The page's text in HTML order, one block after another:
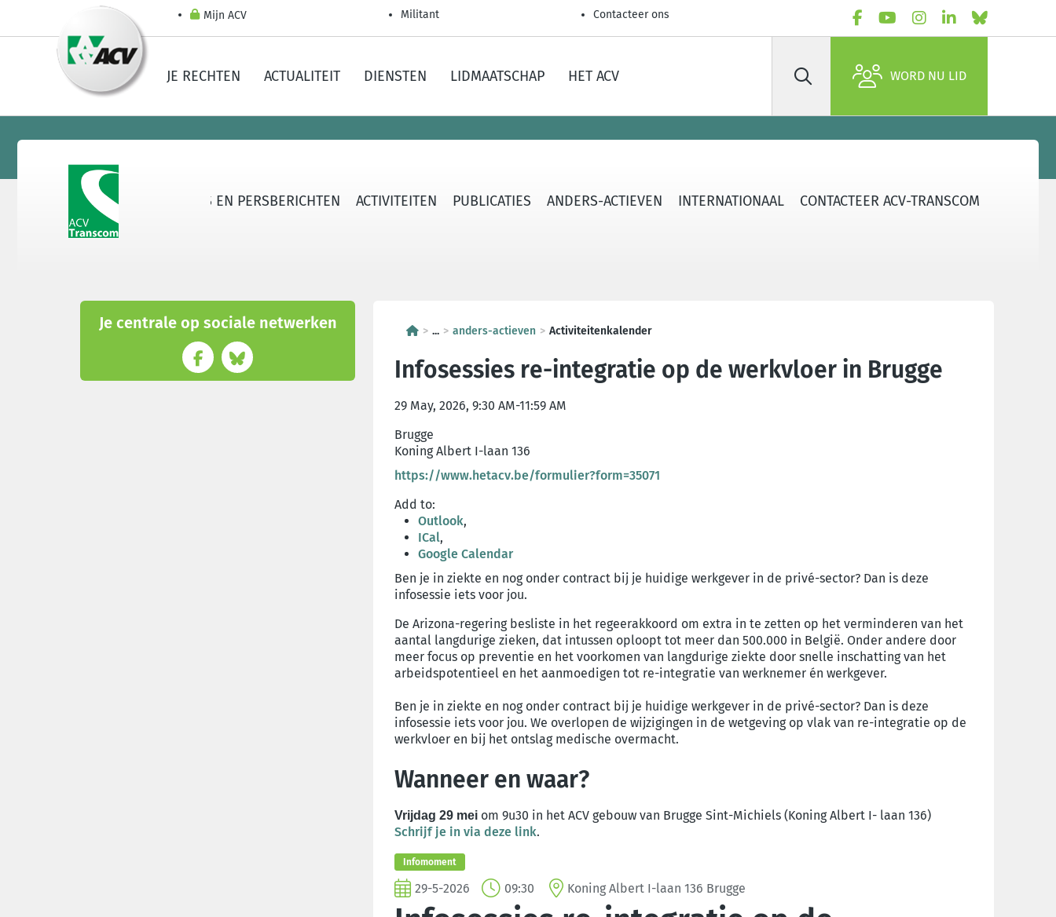
Mijn ACV Militant Contacteer ons
JE RECHTEN ACTUALITEIT DIENSTEN LIDMAATSCHAP HET ACV Zoek WORD NU LID
SECTOREN NIEUWS EN PERSBERICHTEN ACTIVITEITEN PUBLICATIES ANDERS-ACTIEVEN INTERNATIONAAL CONTACTEER ACV-TRANSCOM
Je centrale op sociale netwerken ... anders-actieven Activiteitenkalender
Infosessies re-integratie op de werkvloer in Brugge
29 May, 2026, 9:30 AM-11:59 AM
Brugge
Koning Albert I-laan 136
https://www.hetacv.be/formulier?form=35071
Add to:
Outlook,
ICal,
Google Calendar
Ben je in ziekte en nog onder contract bij je huidige werkgever in de privé-sector? Dan is deze
infosessie iets voor jou.
De Arizona-regering besliste in het regeerakkoord om extra in te zetten op het verminderen van het
aantal langdurige zieken, dat intussen oploopt tot meer dan 500.000 in België. Onder andere door
meer focus op preventie en het voorkomen van langdurige ziekte door snelle inschatting van het
arbeidspotentieel en het aanmoedigen tot re-integratie van werknemer én werkgever.
Ben je in ziekte en nog onder contract bij je huidige werkgever in de privé-sector? Dan is deze
infosessie iets voor jou. We overlopen de wijzigingen in de wetgeving op vlak van re-integratie op de
werkvloer en bij het ontslag medische overmacht.
Wanneer en waar?
Vrijdag 29 mei om 9u30 in het ACV gebouw van Brugge Sint-Michiels (Koning Albert I- laan 136)
Schrijf je in via deze link.
Infomoment
29-5-2026 09:30 Koning Albert I-laan 136 Brugge